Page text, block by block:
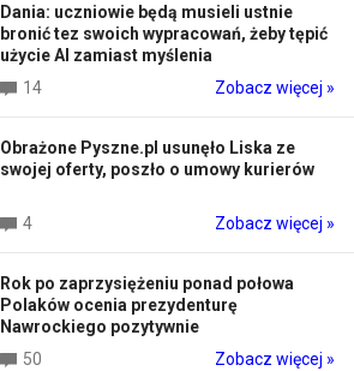
Dania: uczniowie będą musieli ustnie
bronić tez swoich wypracowań, żeby tępić
użycie AI zamiast myślenia
14
Zobacz więcej »
Obrażone Pyszne.pl usunęło Liska ze
swojej oferty, poszło o umowy kurierów
4 Zobacz więcej »
Rok po zaprzysiężeniu ponad połowa
Polaków ocenia prezydenturę
Nawrockiego pozytywnie
50
Zobacz więcej »